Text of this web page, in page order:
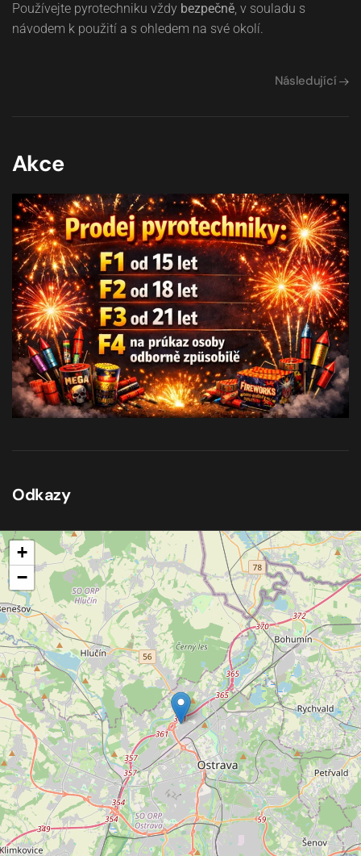
Používejte pyrotechniku vždy bezpečně, v souladu s
návodem k použití a s ohledem na své okolí.
Následující
Akce
Odkazy
+
−